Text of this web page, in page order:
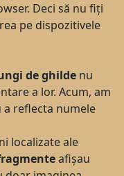
Deci să nu fiți
pe dispozitivele
de ghilde nu
a lor. Acum, am
reflecta numele
localizate ale
afișau